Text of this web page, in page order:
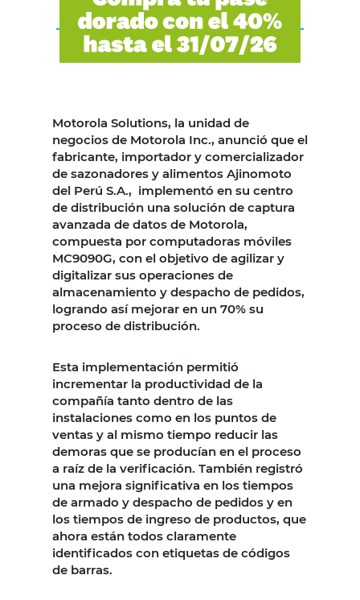
Motorola Solutions, la unidad de
negocios de Motorola Inc., anunció que el
fabricante, importador y comercializador
de sazonadores y alimentos Ajinomoto
del Perú S.A., implementó en su centro
de distribución una solución de captura
avanzada de datos de Motorola,
compuesta por computadoras móviles
MC9090G, con el objetivo de agilizar y
digitalizar sus operaciones de
almacenamiento y despacho de pedidos,
logrando así mejorar en un 70% su
proceso de distribución.
Esta implementación permitió
incrementar la productividad de la
compañía tanto dentro de las
instalaciones como en los puntos de
ventas y al mismo tiempo reducir las
demoras que se producían en el proceso
a raíz de la verificación. También registró
una mejora significativa en los tiempos
de armado y despacho de pedidos y en
los tiempos de ingreso de productos, que
ahora están todos claramente
identificados con etiquetas de códigos
de barras.